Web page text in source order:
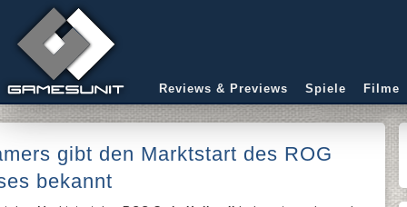
Reviews & Previews Spiele Filme
gibt den Marktstart des ROG
bekannt